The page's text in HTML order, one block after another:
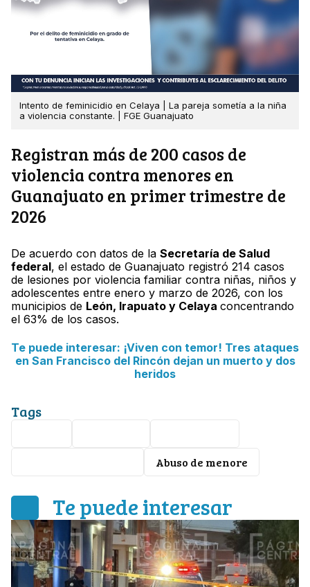
Intento de feminicidio en Celaya | La pareja sometía a la niña
a violencia constante. | FGE Guanajuato
Registran más de 200 casos de
violencia contra menores en
Guanajuato en primer trimestre de
2026
De acuerdo con datos de la Secretaría de Salud
federal, el estado de Guanajuato registró 214 casos
de lesiones por violencia familiar contra niñas, niños y
adolescentes entre enero y marzo de 2026, con los
municipios de León, Irapuato y Celaya concentrando
el 63% de los casos.
Te puede interesar: ¡Viven con temor! Tres ataques
en San Francisco del Rincón dejan un muerto y dos
heridos
Tags
Abuso de menore
Te puede interesar